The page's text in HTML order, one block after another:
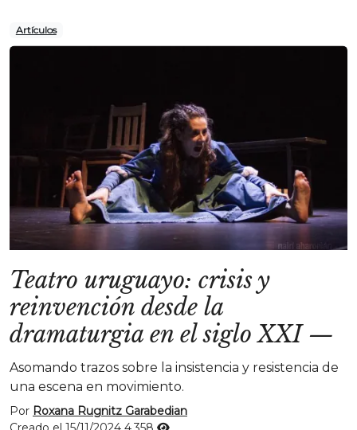
Artículos
Teatro uruguayo: crisis y
reinvención desde la
dramaturgia en el siglo XXI—
Asomando trazos sobre la insistencia y resistencia de
una escena en movimiento.
Por Roxana Rugnitz Garabedian